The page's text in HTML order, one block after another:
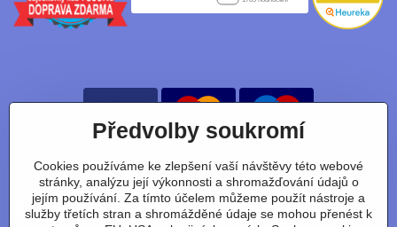
Nájdete nás taky na:
Facebook Instagram Youtube Tiktok
Předvolby soukromí
Cookies používáme ke zlepšení vaší návštěvy této webové
stránky, analýzu její výkonnosti a shromažďování údajů o
jejím používání. Za tímto účelem můžeme použít nástroje a
služby třetích stran a shromážděné údaje se mohou přenést k